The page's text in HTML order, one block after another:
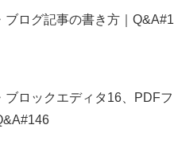
ブログ記事の書き方｜
ブロックエディタ16、PDF